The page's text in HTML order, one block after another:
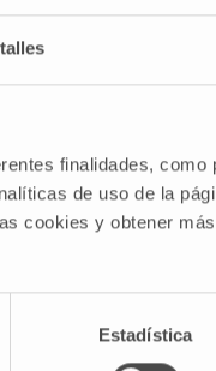
finalidades,
de uso de la
cookies y obtener
Estadística